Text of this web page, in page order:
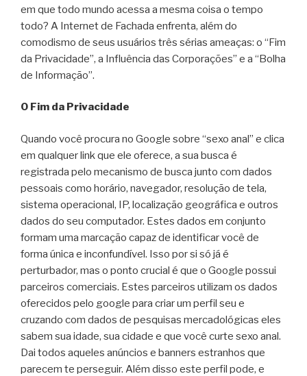
em que todo mundo acessa a mesma coisa o tempo
todo? A Internet de Fachada enfrenta, além do
comodismo de seus usuários três sérias ameaças: o “Fim
da Privacidade”, a Influência das Corporações” e a “Bolha
de Informação”.
O Fim da Privacidade
Quando você procura no Google sobre “sexo anal” e clica
em qualquer link que ele oferece, a sua busca é
registrada pelo mecanismo de busca junto com dados
pessoais como horário, navegador, resolução de tela,
sistema operacional, IP, localização geográfica e outros
dados do seu computador. Estes dados em conjunto
formam uma marcação capaz de identificar você de
forma única e inconfundível. Isso por si só já é
perturbador, mas o ponto crucial é que o Google possui
parceiros comerciais. Estes parceiros utilizam os dados
oferecidos pelo google para criar um perfil seu e
cruzando com dados de pesquisas mercadológicas eles
sabem sua idade, sua cidade e que você curte sexo anal.
Dai todos aqueles anúncios e banners estranhos que
parecem te perseguir. Além disso este perfil pode, e